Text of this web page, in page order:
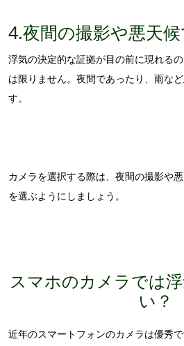
4.夜間の撮影や悪天
浮気の決定的な証拠が目の前に現れる
は限りません。夜間であったり、雨な
す。
カメラを選択する際は、夜間の撮影や
を選ぶようにしましょう。
スマホのカメラでは
い？
近年のスマートフォンのカメラは優秀